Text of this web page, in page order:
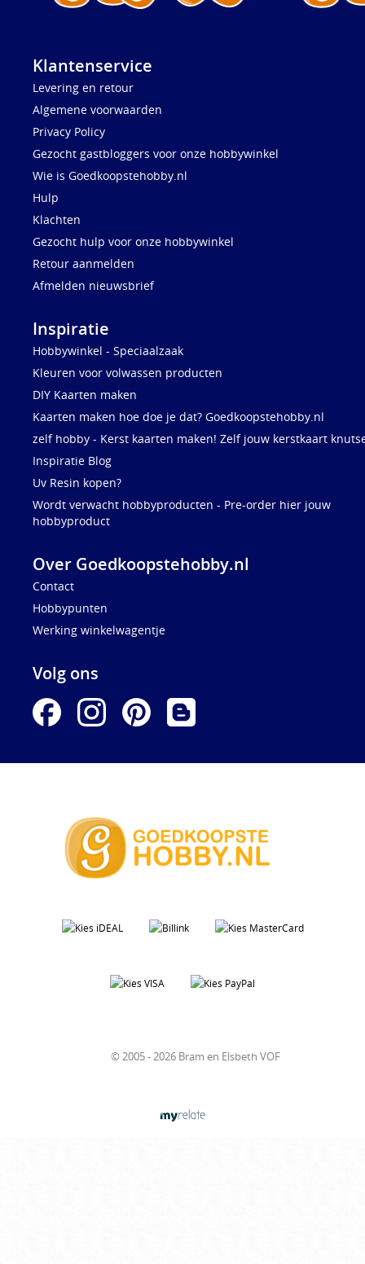
Klantenservice
Levering en retour
Algemene voorwaarden
Privacy Policy
Gezocht gastbloggers voor onze hobbywinkel
Wie is Goedkoopstehobby.nl
Hulp
Klachten
Gezocht hulp voor onze hobbywinkel
Retour aanmelden
Afmelden nieuwsbrief
Inspiratie
Hobbywinkel - Speciaalzaak
Kleuren voor volwassen producten
DIY Kaarten maken
Kaarten maken hoe doe je dat? Goedkoopstehobby.nl
zelf hobby - Kerst kaarten maken! Zelf jouw kerstkaart
Inspiratie Blog
Uv Resin kopen?
Wordt verwacht hobbyproducten - Pre-order hier jouw
hobbyproduct
Over Goedkoopstehobby.nl
Contact
Hobbypunten
Werking winkelwagentje
Volg ons
© 2005 - 2026 Bram en Elsbeth VOF